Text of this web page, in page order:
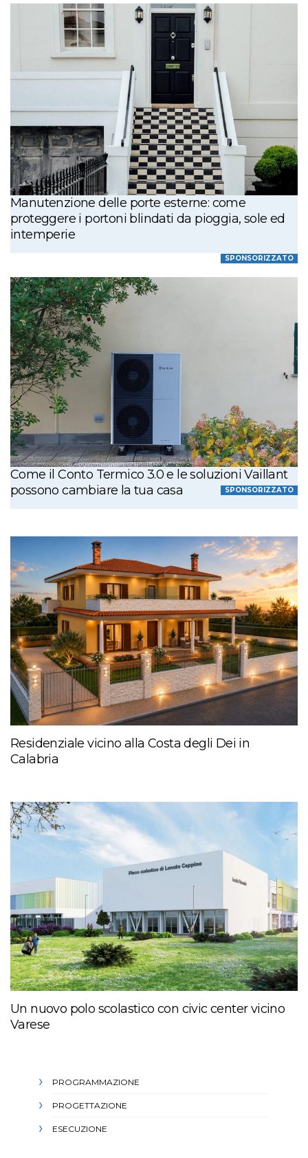
Manutenzione delle porte esterne: come
proteggere i portoni blindati da pioggia, sole ed
intemperie
SPONSORIZZATO
Come il Conto Termico 3.0 e le soluzioni Vaillant
possono cambiare la tua casa
SPONSORIZZATO
Residenziale vicino alla Costa degli Dei in
Calabria
Un nuovo polo scolastico con civic center vicino
Varese
PROGRAMMAZIONE
PROGETTAZIONE
ESECUZIONE